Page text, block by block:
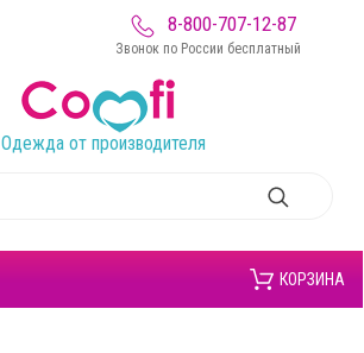
8-800-707-12-87
Звонок по России бесплатный
Одежда от производителя
КОРЗИНА